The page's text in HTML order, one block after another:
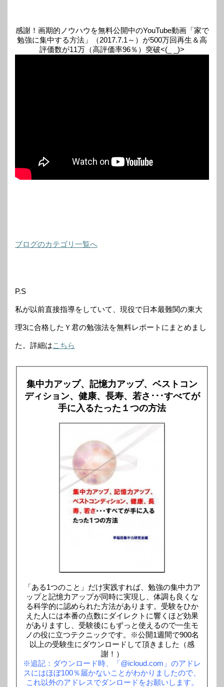
感謝！画期的ノウハウを無料公開中のYouTube動画「家で
勉強に集中する方法」（2017.7.1～）が500万回再生＆高
評価数が11万（高評価率96％）突破<(_ _)>
ブログのカテゴリ一覧へ
P.S
私が以前直接指導をしていて、現役で日本最難関の東大
理3に合格したＹ君の勉強法を無料レポートにまとめまし
た。詳細はこちら
集中力アップ、記憶力アップ、ベストコン
ディション、健康、長寿、若さ･･･すべてが
手に入るたった１つの方法
「ある1つのこと」だけ実践すれば、勉強の集中力ア
ップと記憶力アップが同時に実現し、体調も良くな
る科学的に認められた方法があります。受験をひか
えた人には本番の点数にダイレクトに響くほど効果
がありますし、受験後にもずっと使えるので一生モ
ノの役に立つテクニックです。※公開1週間で900名
以上の受験生にダウンロードして頂きました（感
謝！）
※追記：ダウンロード時、「@icloud.com」のアドレ
スにはほぼ100％届かないことがわかりましたので、
これ以外のアドレスでダンロードをお願いします。